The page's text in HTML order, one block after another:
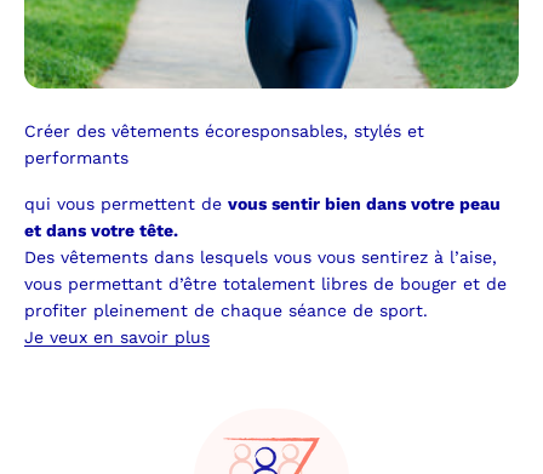
Créer des vêtements écoresponsables, stylés et
performants
qui vous permettent de vous sentir bien dans votre peau
et dans votre tête.
Des vêtements dans lesquels vous vous sentirez à l’aise,
vous permettant d’être totalement libres de bouger et de
profiter pleinement de chaque séance de sport.
Je veux en savoir plus